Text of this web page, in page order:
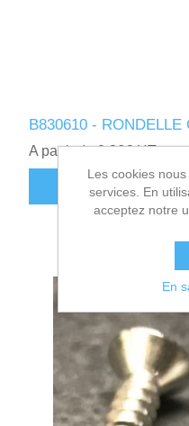
B830610 -
A partir de 0,36€ HT
AJOUTER AU
Les cookies
services. En
acceptez notre
En